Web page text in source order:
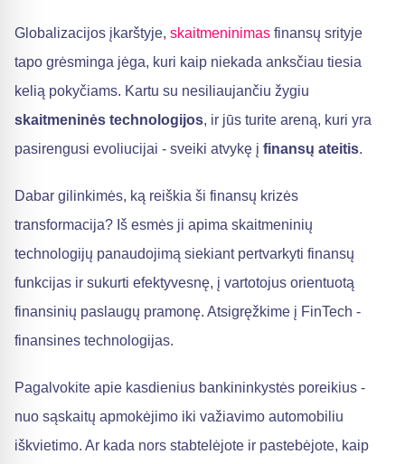
Globalizacijos įkarštyje, skaitmeninimas finansų srityje
tapo grėsminga jėga, kuri kaip niekada anksčiau tiesia
kelią pokyčiams. Kartu su nesiliaujančiu žygiu
skaitmeninės technologijos, ir jūs turite areną, kuri yra
pasirengusi evoliucijai - sveiki atvykę į finansų ateitis.
Dabar gilinkimės, ką reiškia ši finansų krizės
transformacija? Iš esmės ji apima skaitmeninių
technologijų panaudojimą siekiant pertvarkyti finansų
funkcijas ir sukurti efektyvesnę, į vartotojus orientuotą
finansinių paslaugų pramonę. Atsigręžkime į FinTech -
finansines technologijas.
Pagalvokite apie kasdienius bankininkystės poreikius -
nuo sąskaitų apmokėjimo iki važiavimo automobiliu
iškvietimo. Ar kada nors stabtelėjote ir pastebėjote, kaip